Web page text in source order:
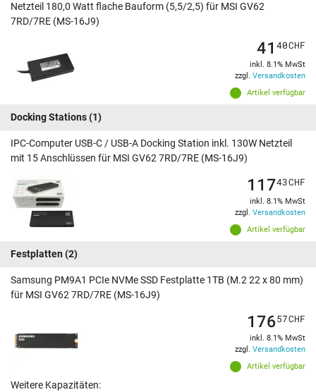
Netzteil 180,0 Watt flache Bauform (5,5/2,5) für MSI GV62
7RD/7RE (MS-16J9)
Artikel verfügbar
41 40CHF
inkl. 8.1% MwSt
zzgl. Versandkosten
Docking Stations(1)
IPC-Computer USB-C / USB-A Docking Station inkl. 130W Netzteil
mit 15 Anschlüssen für MSI GV62 7RD/7RE (MS-16J9)
Artikel verfügbar
11743CHF
inkl. 8.1% MwSt
zzgl. Versandkosten
Festplatten (2)
Samsung PM9A1 PCIe NVMe SSD Festplatte 1TB (M.2 22 x 80 mm)
für MSI GV62 7RD/7RE (MS-16J9)
Artikel verfügbar
17657CHF
inkl. 8.1% MwSt
zzgl. Versandkosten
Weitere Kapazitäten: